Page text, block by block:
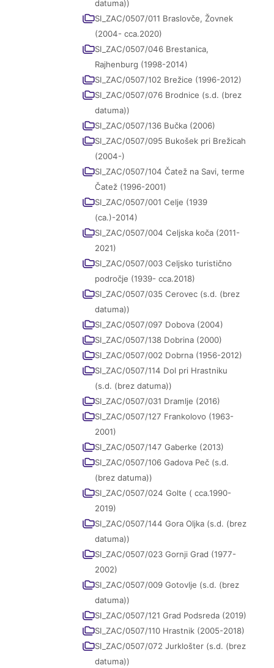
datuma))
SI_ZAC/0507/011 Braslovče, Žovnek
(2004- cca.2020)
SI_ZAC/0507/046 Brestanica,
Rajhenburg (1998-2014)
SI_ZAC/0507/102 Brežice (1996-2012)
SI_ZAC/0507/076 Brodnice (s.d. (brez
datuma))
SI_ZAC/0507/136 Bučka (2006)
SI_ZAC/0507/095 Bukošek pri Brežicah
(2004-)
SI_ZAC/0507/104 Čatež na Savi, terme
Čatež (1996-2001)
SI_ZAC/0507/001 Celje (1939
(ca.)-2014)
SI_ZAC/0507/004 Celjska koča (2011-
2021)
SI_ZAC/0507/003 Celjsko turistično
področje (1939- cca.2018)
SI_ZAC/0507/035 Cerovec (s.d. (brez
datuma))
SI_ZAC/0507/097 Dobova (2004)
SI_ZAC/0507/138 Dobrina (2000)
SI_ZAC/0507/002 Dobrna (1956-2012)
SI_ZAC/0507/114 Dol pri Hrastniku
(s.d. (brez datuma))
SI_ZAC/0507/031 Dramlje (2016)
SI_ZAC/0507/127 Frankolovo (1963-
2001)
SI_ZAC/0507/147 Gaberke (2013)
SI_ZAC/0507/106 Gadova Peč (s.d.
(brez datuma))
SI_ZAC/0507/024 Golte ( cca.1990-
2019)
SI_ZAC/0507/144 Gora Oljka (s.d. (brez
datuma))
SI_ZAC/0507/023 Gornji Grad (1977-
2002)
SI_ZAC/0507/009 Gotovlje (s.d. (brez
datuma))
SI_ZAC/0507/121 Grad Podsreda (2019)
SI_ZAC/0507/110 Hrastnik (2005-2018)
SI_ZAC/0507/072 Jurklošter (s.d. (brez
datuma))